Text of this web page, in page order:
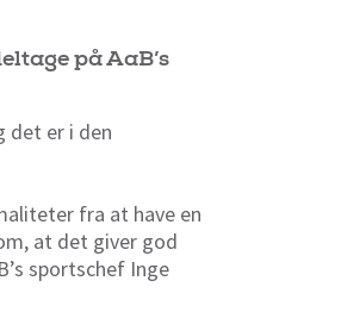
på AaB’s
det er i den
fra at have en
at det giver god
sportschef Inge